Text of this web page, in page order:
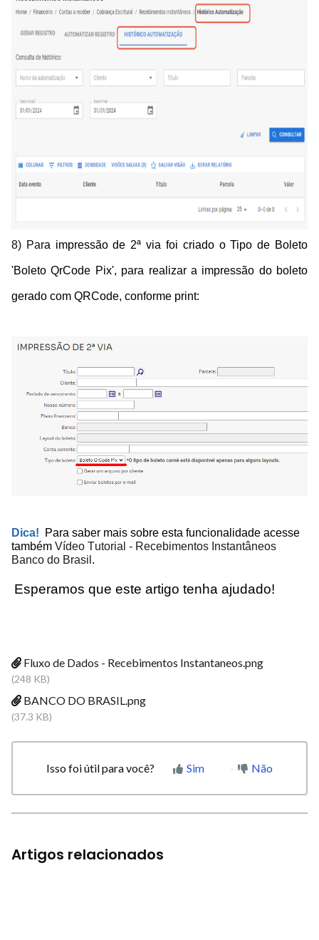
8) Para impressão de 2ª via foi criado o Tipo de Boleto
'Boleto QrCode Pix', para realizar a impressão do boleto
gerado com QRCode, conforme print:
Dica! Para saber mais sobre esta funcionalidade acesse
também Vídeo Tutorial - Recebimentos Instantâneos
Banco do Brasil .
Esperamos que este artigo tenha ajudado!
Fluxo de Dados - Recebimentos Instantaneos.png
(248 KB)
BANCO DO BRASIL.png
(37.3 KB)
Isso foi útil para você? Sim Não
Artigos relacionados